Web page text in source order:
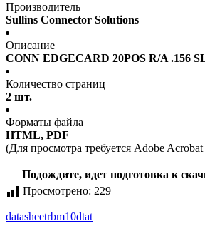
Производитель
Sullins Connector Solutions
Описание
CONN EDGECARD 20POS R/A .156
Количество страниц
2 шт.
Форматы файла
HTML, PDF
(Для просмотра требуется Adobe Acrobat
Подождите, идет подготовка к
Просмотрено: 229
datasheetrbm10dtat